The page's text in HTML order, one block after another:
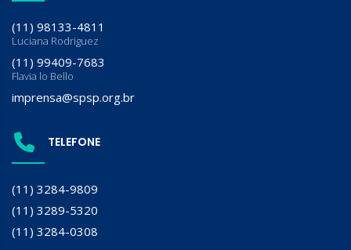
(11) 98133-4811
Luciana Rodriguez
(11) 99409-7683
Flavia lo Bello
imprensa@spsp.org.br
TELEFONE
(11) 3284-9809
(11) 3289-5320
(11) 3284-0308